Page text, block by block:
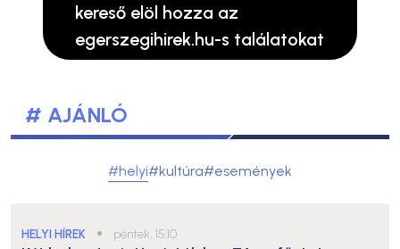
kereső elöl hozza az
egerszegihirek.hu-s találatokat
# AJÁNLÓ
#helyi#kultúra#események
HELYI HÍREK ● péntek, 15:10